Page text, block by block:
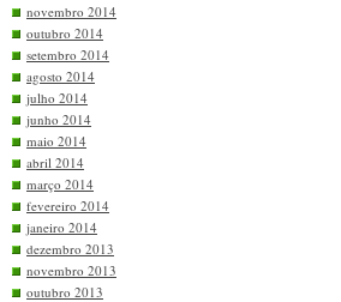
novembro 2014
outubro 2014
setembro 2014
agosto 2014
julho 2014
junho 2014
maio 2014
abril 2014
março 2014
fevereiro 2014
janeiro 2014
dezembro 2013
novembro 2013
outubro 2013